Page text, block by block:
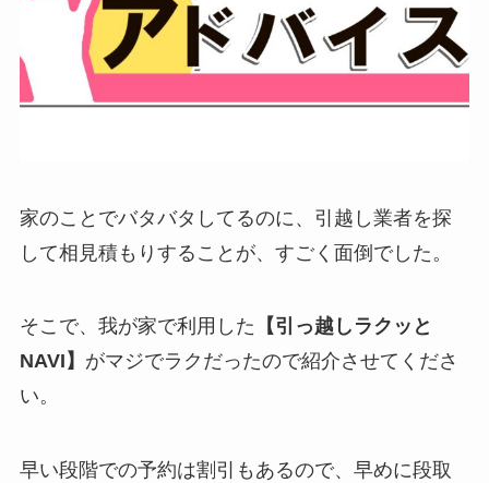
家のことでバタバタしてるのに、引越し業者を探
して相見積もりすることが、すごく面倒でした。
そこで、我が家で利用した 【引っ越しラクッと
NAVI】 がマジでラクだったので紹介させてくださ
い。
早い段階での予約は割引もあるので、早めに段取